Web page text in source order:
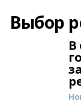
Выбор
В